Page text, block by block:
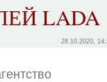
LADA
28.10.2020,